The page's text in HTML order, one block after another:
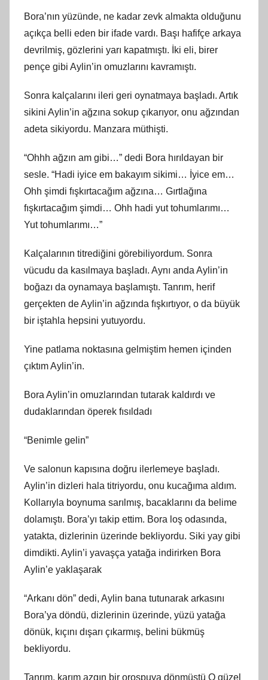
Bora’nın yüzünde, ne kadar zevk almakta olduğunu
açıkça belli eden bir ifade vardı. Başı hafifçe arkaya
devrilmiş, gözlerini yarı kapatmıştı. İki eli, birer
pençe gibi Aylin’in omuzlarını kavramıştı.
Sonra kalçalarını ileri geri oynatmaya başladı. Artık
sikini Aylin’in ağzına sokup çıkarıyor, onu ağzından
adeta sikiyordu. Manzara müthişti.
“Ohhh ağzın am gibi…” dedi Bora hırıldayan bir
sesle. “Hadi iyice em bakayım sikimi… İyice em…
Ohh şimdi fışkırtacağım ağzına… Gırtlağına
fışkırtacağım şimdi… Ohh hadi yut tohumlarımı…
Yut tohumlarımı…”
Kalçalarının titrediğini görebiliyordum. Sonra
vücudu da kasılmaya başladı. Aynı anda Aylin’in
boğazı da oynamaya başlamıştı. Tanrım, herif
gerçekten de Aylin’in ağzında fışkırtıyor, o da büyük
bir iştahla hepsini yutuyordu.
Yine patlama noktasına gelmiştim hemen içinden
çıktım Aylin’in.
Bora Aylin’in omuzlarından tutarak kaldırdı ve
dudaklarından öperek fısıldadı
“Benimle gelin”
Ve salonun kapısına doğru ilerlemeye başladı.
Aylin’in dizleri hala titriyordu, onu kucağıma aldım.
Kollarıyla boynuma sarılmış, bacaklarını da belime
dolamıştı. Bora’yı takip ettim. Bora loş odasında,
yatakta, dizlerinin üzerinde bekliyordu. Siki yay gibi
dimdikti. Aylin’i yavaşça yatağa indirirken Bora
Aylin’e yaklaşarak
“Arkanı dön” dedi, Aylin bana tutunarak arkasını
Bora’ya döndü, dizlerinin üzerinde, yüzü yatağa
dönük, kıçını dışarı çıkarmış, belini bükmüş
bekliyordu.
Tanrım, karım azgın bir orospuya dönmüştü O güzel